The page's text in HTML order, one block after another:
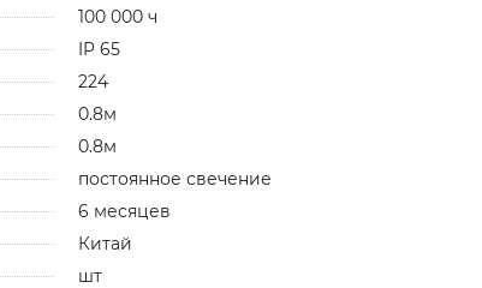
100 000 ч
IP 65
224
0.8м
0.8м
постоянное свечение
6 месяцев
Китай
шт